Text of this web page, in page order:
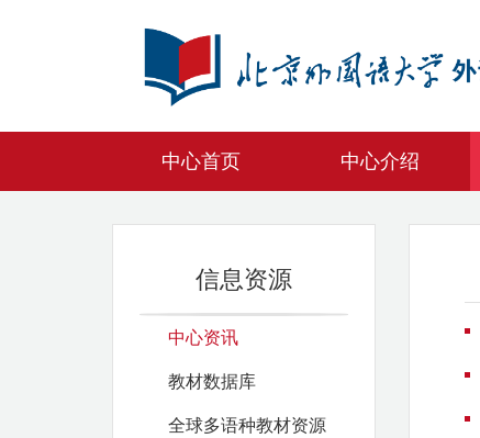
中心首页 中心介绍
信息资源
中心资讯
教材数据库
全球多语种教材资源